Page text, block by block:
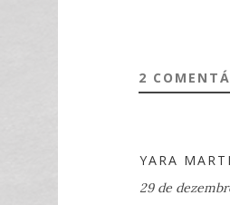
2
YARA
29 de